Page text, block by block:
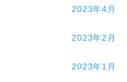
2023年4月
2023年2月
2023年1月